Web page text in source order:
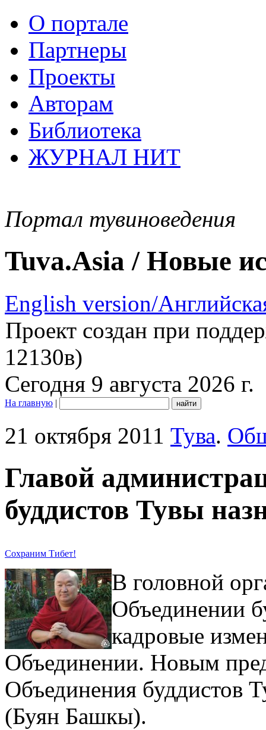
О портале
Партнеры
Проекты
Авторам
Библиотека
ЖУРНАЛ НИТ
Портал тувиноведения
Tuva.Asia / Новые
English version/
Проект создан при
12130в)
Сегодня 9 августа 2026 г.
На главную |
21 октября 2011 Тува.
Главой
буддистов Тувы
Сохраним Тибет!
В головной
Объединении
кадровые
Объединении. Новым
Объединения буддистов
(Буян Башкы).